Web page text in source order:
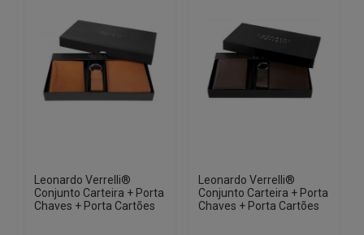
Leonardo Verrelli®
Conjunto Carteira + Porta
Chaves + Porta Cartões
Leonardo Verrelli®
Conjunto Carteira + Porta
Chaves + Porta Cartões